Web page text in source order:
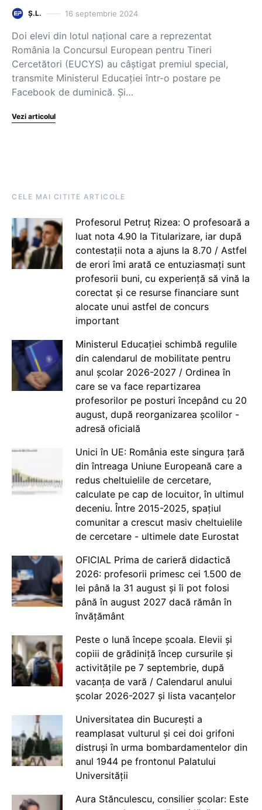
Ș.L. 16 septembrie 2024
Doi elevi din lotul național care a reprezentat
România la Concursul European pentru Tineri
Cercetători (EUCYS) au câștigat premiul special,
transmite Ministerul Educației într-o postare pe
Facebook de duminică. Și…
Vezi articolul
CELE MAI CITITE ARTICOLE
Profesorul Petruț Rizea: O profesoară a
luat nota 4.90 la Titularizare, iar după
contestații nota a ajuns la 8.70 / Astfel
de erori îmi arată ce entuziasmați sunt
profesorii buni, cu experiență să vină la
corectat și ce resurse financiare sunt
alocate unui astfel de concurs
important
Ministerul Educației schimbă regulile
din calendarul de mobilitate pentru
anul școlar 2026-2027 / Ordinea în
care se va face repartizarea
profesorilor pe posturi începând cu 20
august, după reorganizarea școlilor -
adresă oficială
Unici în UE: România este singura țară
din întreaga Uniune Europeană care a
redus cheltuielile de cercetare,
calculate pe cap de locuitor, în ultimul
deceniu. Între 2015-2025, spațiul
comunitar a crescut masiv cheltuielile
de cercetare - ultimele date Eurostat
OFICIAL Prima de carieră didactică
2026: profesorii primesc cei 1.500 de
lei până la 31 august și îi pot folosi
până în august 2027 dacă rămân în
învățământ
Peste o lună începe școala. Elevii și
copiii de grădiniță încep cursurile și
activitățile pe 7 septembrie, după
vacanța de vară / Calendarul anului
școlar 2026-2027 și lista vacanțelor
Universitatea din București a
reamplasat vulturul și cei doi grifoni
distruși în urma bombardamentelor din
anul 1944 pe frontonul Palatului
Universității
Aura Stănculescu, consilier școlar: Este